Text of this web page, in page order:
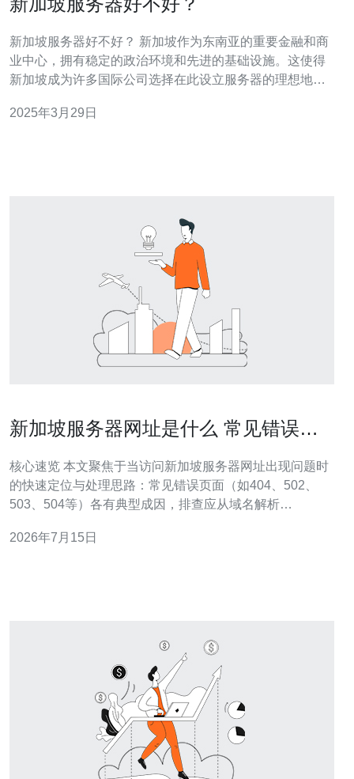
新加坡服务器好不好？ 新加坡作为东南亚的重要金融和商
业中心，拥有稳定的政治环境和先进的基础设施。这使得
新加坡成为许多国际公司选择在此设立服务器的理想地
本和澳大利亚，使得新加坡服务器能够提供更低的延迟和
2025年3月29日
新加坡服务器网址是什么 常见错误页
核心速览 本文聚焦于当访问新加坡服务器网址出现问题时
的快速定位与处理思路：常见错误页面（如404、502、
503、504等）各有典型成因，排查应从域名解析
衡及防火墙规则入手。为可靠带宽与防护，推荐德讯电
2026年7月15日